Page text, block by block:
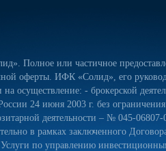
Полное или частичное
оферты. ИФК «Солид», его
осуществление: - брокерской
24 июня 2003 г. без
деятельности – № 045-
в рамках заключенного
Услуги по управлению